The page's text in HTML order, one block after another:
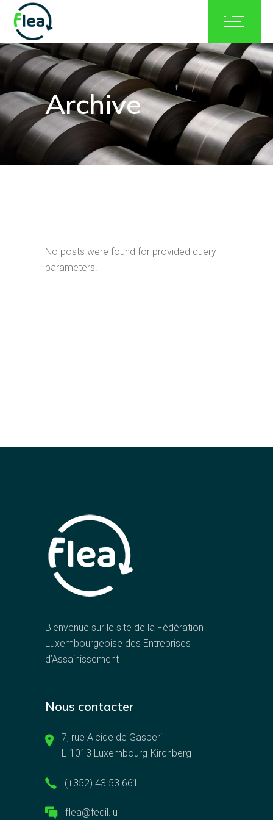
Archive
No posts were found for provided query
parameters.
Bienvenue sur le site de la Fédération
Luxembourgeoise des Entreprises
d’Assainissement
Nous contacter
7, rue Alcide de Gasperi
L-1013 Luxembourg-Kirchberg
(+352) 43 53 661
flea@fedil.lu